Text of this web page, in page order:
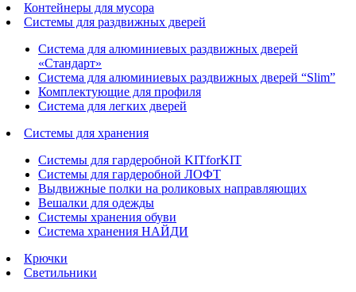
Контейнеры для мусора
Системы для раздвижных дверей
Система для алюминиевых раздвижных дверей
«Стандарт»
Система для алюминиевых раздвижных дверей “Slim”
Комплектующие для профиля
Система для легких дверей
Системы для хранения
Системы для гардеробной KITforKIT
Системы для гардеробной ЛОФТ
Выдвижные полки на роликовых направляющих
Вешалки для одежды
Системы хранения обуви
Система хранения НАЙДИ
Крючки
Светильники